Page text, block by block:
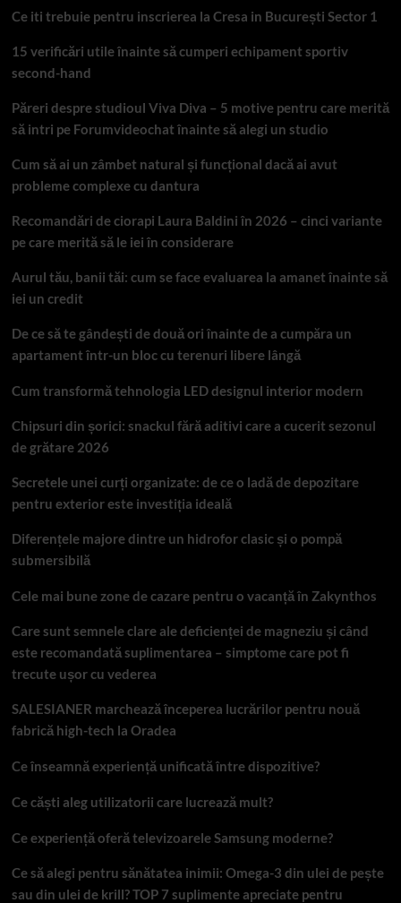
Ce iti trebuie pentru inscrierea la Cresa in București Sector 1
15 verificări utile înainte să cumperi echipament sportiv
second-hand
Păreri despre studioul Viva Diva – 5 motive pentru care merită
să intri pe Forumvideochat înainte să alegi un studio
Cum să ai un zâmbet natural și funcțional dacă ai avut
probleme complexe cu dantura
Recomandări de ciorapi Laura Baldini în 2026 – cinci variante
pe care merită să le iei în considerare
Aurul tău, banii tăi: cum se face evaluarea la amanet înainte să
iei un credit
De ce să te gândești de două ori înainte de a cumpăra un
apartament într-un bloc cu terenuri libere lângă
Cum transformă tehnologia LED designul interior modern
Chipsuri din șorici: snackul fără aditivi care a cucerit sezonul
de grătare 2026
Secretele unei curți organizate: de ce o ladă de depozitare
pentru exterior este investiția ideală
Diferențele majore dintre un hidrofor clasic și o pompă
submersibilă
Cele mai bune zone de cazare pentru o vacanță în Zakynthos
Care sunt semnele clare ale deficienței de magneziu și când
este recomandată suplimentarea – simptome care pot fi
trecute ușor cu vederea
SALESIANER marchează începerea lucrărilor pentru nouă
fabrică high-tech la Oradea
Ce înseamnă experiență unificată între dispozitive?
Ce căști aleg utilizatorii care lucrează mult?
Ce experiență oferă televizoarele Samsung moderne?
Ce să alegi pentru sănătatea inimii: Omega-3 din ulei de pește
sau din ulei de krill? TOP 7 suplimente apreciate pentru